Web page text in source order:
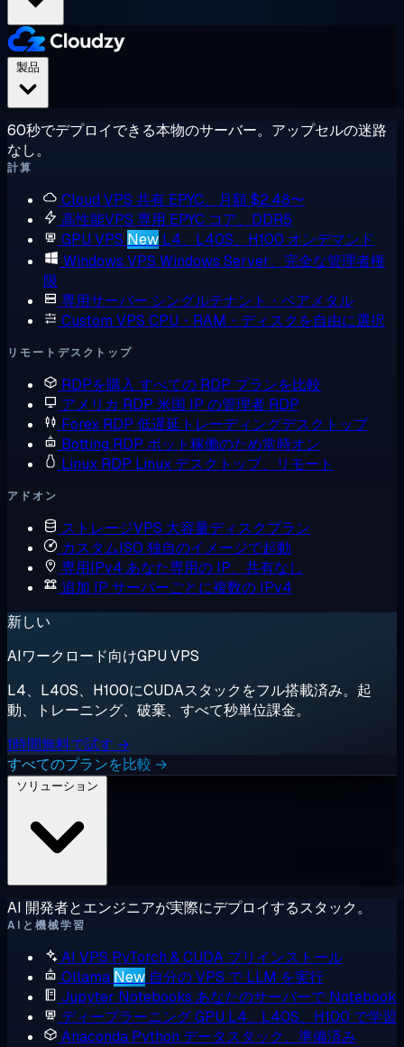
60秒でデプロイできる本物のサーバー。アップセルの迷路
なし。
計算
Cloud VPS 共有 EPYC、月額 $2.48〜
高性能VPS 専用 EPYC コア、DDR5
GPU VPS New L4、L40S、H100 オンデマンド
Windows VPS Windows Server、完全な管理者権
限
専用サーバー シングルテナント・ベアメタル
Custom VPS CPU・RAM・ディスクを自由に選択
リモートデスクトップ
RDPを購入 すべての RDP プランを比較
アメリカ RDP 米国 IP の管理者 RDP
Forex RDP 低遅延トレーディングデスクトップ
Botting RDP ボット稼働のため常時オン
Linux RDP Linux デスクトップ、リモート
アドオン
ストレージVPS 大容量ディスクプラン
カスタムISO 独自のイメージで起動
専用IPv4 あなた専用の IP、共有なし
追加 IP サーバーごとに複数の IPv4
新しい
AIワークロード向けGPU VPS
L4、L40S、H100にCUDAスタックをフル搭載済み。起
動、トレーニング、破棄、すべて秒単位課金。
1時間無料で試す →
すべてのプランを比較 →
AI 開発者とエンジニアが実際にデプロイするスタック。
AIと機械学習
AI VPS PyTorch & CUDA プリインストール
Ollama New 自分の VPS で LLM を実行
Jupyter Notebooks あなたのサーバーで Notebook
ディープラーニング GPU L4、L40S、H100 で学習
Anaconda Python データスタック、準備済み